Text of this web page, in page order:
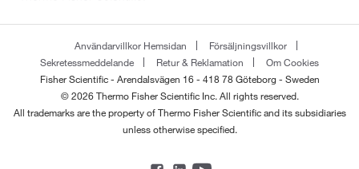
Användarvillkor Hemsidan
Försäljningsvillkor
Sekretessmeddelande
Retur & Reklamation
Om Cookies
Fisher Scientific - Arendalsvägen 16 - 418 78 Göteborg - Sweden
© 2026 Thermo Fisher Scientific Inc. All rights reserved.
All trademarks are the property of Thermo Fisher Scientific and its subsidiaries
unless otherwise specified.